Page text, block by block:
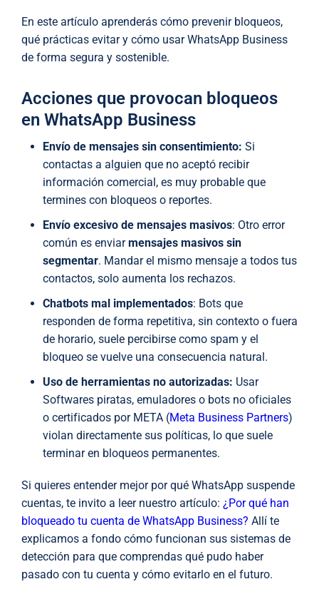
En este artículo aprenderás cómo prevenir bloqueos,
qué prácticas evitar y cómo usar WhatsApp Business
de forma segura y sostenible.
Acciones que provocan bloqueos
en WhatsApp Business
Envío de mensajes sin consentimiento: Si
contactas a alguien que no aceptó recibir
información comercial, es muy probable que
termines con bloqueos o reportes.
Envío excesivo de mensajes masivos: Otro error
común es enviarmensajes masivos sin
segmentar. Mandar el mismo mensaje a todos tus
contactos, solo aumenta los rechazos.
Chatbots mal implementados: Bots que
responden de forma repetitiva, sin contexto o fuera
de horario, suele percibirse como spam y el
bloqueo se vuelve una consecuencia natural.
Uso de herramientas no autorizadas: Usar
Softwares piratas, emuladores o bots no oficiales
o certificados por META (Meta Business Partners)
violan directamente sus políticas, lo que suele
terminar en bloqueos permanentes.
Si quieres entender mejor por qué WhatsApp suspende
cuentas, te invito a leer nuestro artículo: ¿Por qué han
bloqueado tu cuenta de WhatsApp Business? Allí te
explicamos a fondo cómo funcionan sus sistemas de
detección para que comprendas qué pudo haber
pasado con tu cuenta y cómo evitarlo en el futuro.